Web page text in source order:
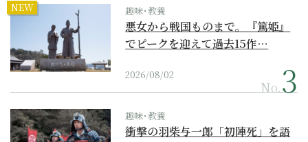
NEW 趣味･教養
悪女から戦国ものまで。『篤姫』
でピークを迎えて過去15作…
2026/08/02
No.
趣味･教養
衝撃の羽柴与一郎「初陣死」を語